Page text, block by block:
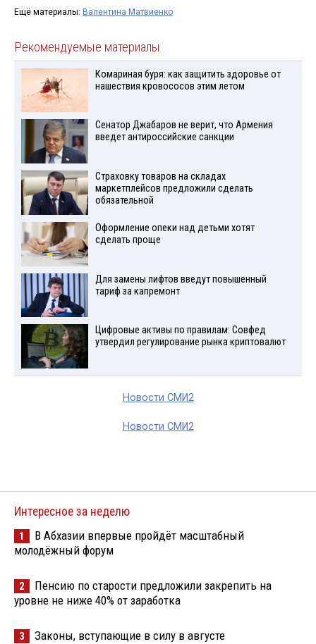
Ещё материалы: Валентина Матвиенко
Рекомендуемые материалы
Комариная буря: как защитить здоровье от
нашествия кровососов этим летом
Сенатор Джабаров не верит, что Армения
введет антироссийские санкции
Страховку товаров на складах
маркетплейсов предложили сделать
обязательной
Оформление опеки над детьми хотят
сделать проще
Для замены лифтов введут повышенный
тариф за капремонт
Цифровые активы по правилам: Совфед
утвердил регулирование рынка криптовалют
Новости СМИ2
Новости СМИ2
Интересное за неделю
1
В Абхазии впервые пройдёт масштабный
молодёжный форум
2
Пенсию по старости предложили закрепить на
уровне не ниже 40% от заработка
3 Законы, вступающие в силу в августе